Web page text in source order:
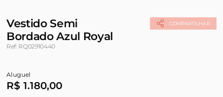
COMPARTILHAR
Vestido Semi
Bordado Azul Royal
Ref: RQ02910440
Aluguel
R$ 1.180,00